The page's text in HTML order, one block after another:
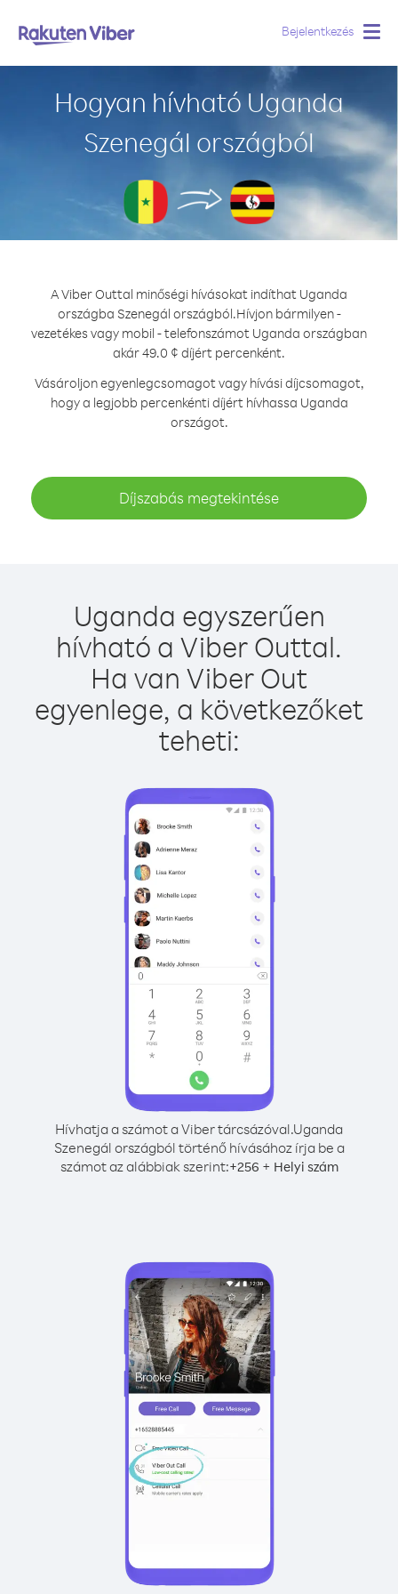
Bejelentkezés
Hogyan hívható Uganda
Szenegál országból
A Viber Outtal minőségi hívásokat indíthat Uganda
országba Szenegál országból.Hívjon bármilyen -
vezetékes vagy mobil - telefonszámot Uganda országban
akár 49.0 ¢ díjért percenként.
Vásároljon egyenlegcsomagot vagy hívási díjcsomagot,
hogy a legjobb percenkénti díjért hívhassa Uganda
országot.
Díjszabás megtekintése
Uganda egyszerűen
hívható a Viber Outtal.
Ha van Viber Out
egyenlege, a következőket
teheti:
Hívhatja a számot a Viber tárcsázóval.Uganda
Szenegál országból történő hívásához írja be a
számot az alábbiak szerint:+256 + Helyi szám